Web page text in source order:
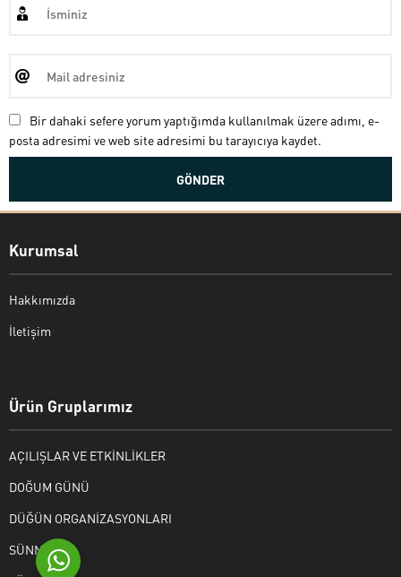
Bir dahaki sefere yorum yaptığımda kullanılmak üzere adımı, e-
posta adresimi ve web site adresimi bu tarayıcıya kaydet.
Kurumsal
Hakkımızda
İletişim
Ürün Gruplarımız
AÇILIŞLAR VE ETKİNLİKLER
DOĞUM GÜNÜ
DÜĞÜN ORGANİZASYONLARI
SÜNNET